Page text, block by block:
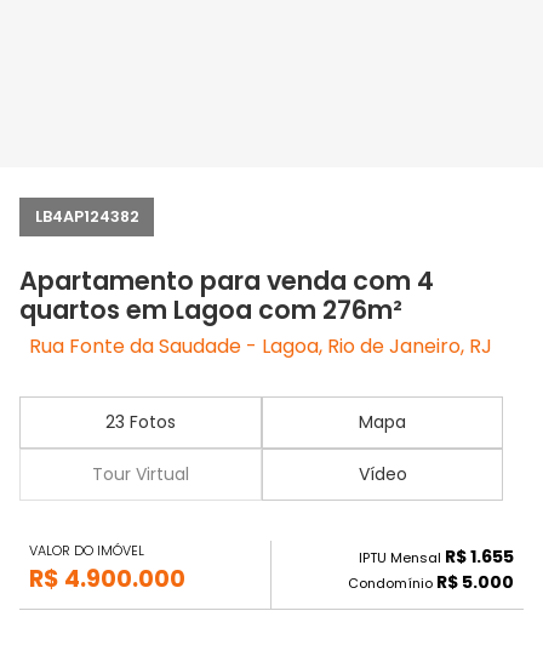
LB4AP124382
Apartamento para venda com 4
quartos em Lagoa com 276m²
Rua Fonte da Saudade - Lagoa, Rio de Janeiro, RJ
23 Fotos Mapa
Tour Virtual Vídeo
VALOR DO IMÓVEL
R$ 4.900.000
IPTU Mensal R$ 1.655
Condomínio R$ 5.000